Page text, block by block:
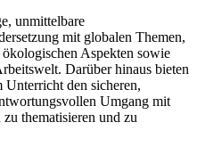
unmittelbare
mit globalen Themen,
Aspekten sowie
Darüber hinaus bieten
den sicheren,
Umgang mit
thematisieren und zu